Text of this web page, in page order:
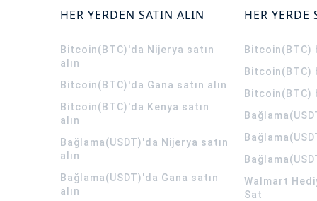
HER YERDEN SATIN ALIN
Bitcoin(BTC)'da Nijerya satın
alın
Bitcoin(BTC)'da Gana satın alın
Bitcoin(BTC)'da Kenya satın
alın
Bağlama(USDT)'da Nijerya satın
alın
Bağlama(USDT)'da Gana satın
alın
HER YERDE
Bitcoin(BTC)
Bitcoin(BTC)
Bitcoin(BTC)
Walmart
Sat